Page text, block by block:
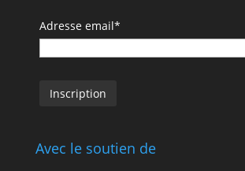
Adresse email*
Avec le soutien de